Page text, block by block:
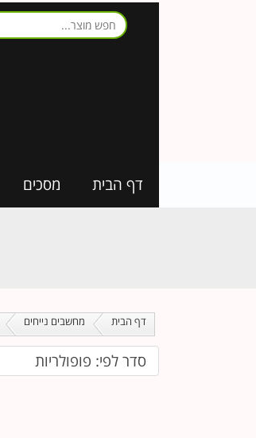
דף הבית מסכים
דף הבית מחשבים נייחים
סדר לפי: פופולריות